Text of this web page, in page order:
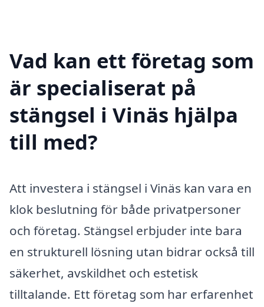
Vad kan ett företag som
är specialiserat på
stängsel i Vinäs hjälpa
till med?
Att investera i stängsel i Vinäs kan vara en
klok beslutning för både privatpersoner
och företag. Stängsel erbjuder inte bara
en strukturell lösning utan bidrar också till
säkerhet, avskildhet och estetisk
tilltalande. Ett företag som har erfarenhet